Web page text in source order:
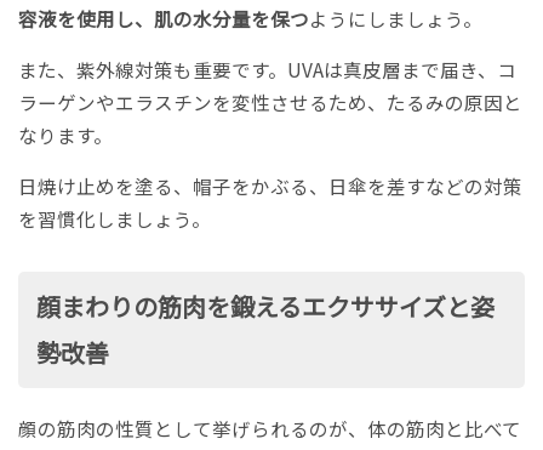
容液を使用し、肌の水分量を保つようにしましょう。
また、紫外線対策も重要です。UVAは真皮層まで届き、コ
ラーゲンやエラスチンを変性させるため、たるみの原因と
なります。
日焼け止めを塗る、帽子をかぶる、日傘を差すなどの対策
を習慣化しましょう。
顔まわりの筋肉を鍛えるエクササイズと姿
勢改善
顔の筋肉の性質として挙げられるのが、体の筋肉と比べて